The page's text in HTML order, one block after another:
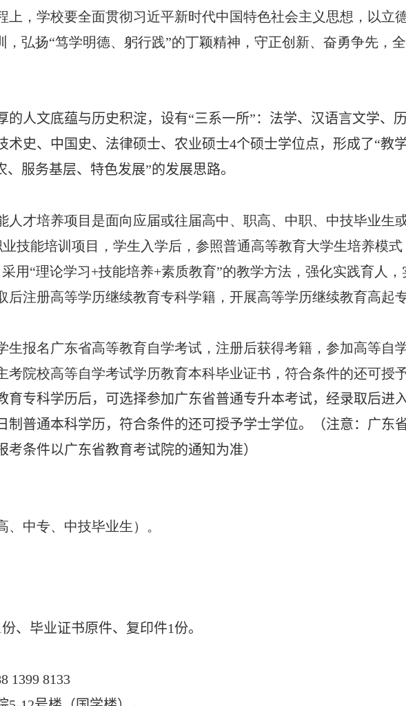
上，学校要全面贯彻习近平新时代中国特色社会主义思想，以立
弘扬“笃学明德、躬行践”的丁颖精神，守正创新、奋勇争先，
人文底蕴与历史积淀，设有“三系一所”：法学、汉语言文学、
术史、中国史、法律硕士、农业硕士4个硕士学位点，形成了“教
服务基层、特色发展”的发展思路。
人才培养项目是面向应届或往届高中、职高、中职、中技毕业生
技能培训项目，学生入学后，参照普通高等教育大学生培养模式
用“理论学习+技能培养+素质教育”的教学方法，强化实践育人，
后注册高等学历继续教育专科学籍，开展高等学历继续教育高起
生报名广东省高等教育自学考试，注册后获得考籍，参加高等自
院校高等自学考试学历教育本科毕业证书，符合条件的还可授予
育专科学历后，可选择参加广东省普通专升本考试，经录取后进
制普通本科学历，符合条件的还可授予学士学位。（注意：广东
条件以广东省教育考试院的通知为准）
中专、中技毕业生）。
份、毕业证书原件、复印件1份。
1399 8133